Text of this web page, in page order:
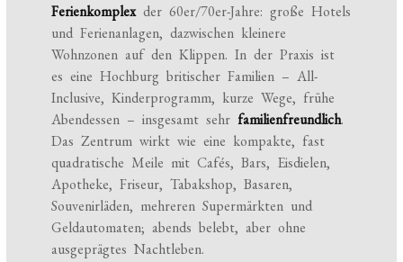
Ferienkomplexder 60er/70er-Jahre: große Hotels
und Ferienanlagen, dazwischen kleinere
Wohnzonen auf den Klippen. In der Praxis ist
es eine Hochburg britischer Familien – All-
Inclusive, Kinderprogramm, kurze Wege, frühe
Abendessen – insgesamt sehrfamilienfreundlich.
Das Zentrum wirkt wie eine kompakte, fast
quadratische Meile mit Cafés, Bars, Eisdielen,
Apotheke, Friseur, Tabakshop, Basaren,
Souvenirläden, mehreren Supermärkten und
Geldautomaten; abends belebt, aber ohne
ausgeprägtes Nachtleben.